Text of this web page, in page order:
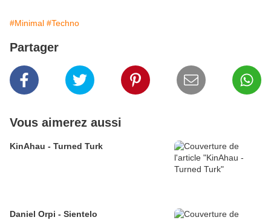
#Minimal #Techno
Partager
Vous aimerez aussi
KinAhau - Turned Turk
Daniel Orpi - Sientelo